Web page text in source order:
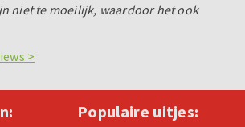
niet te moeilijk, waardoor het ook
>
Populaire uitjes: